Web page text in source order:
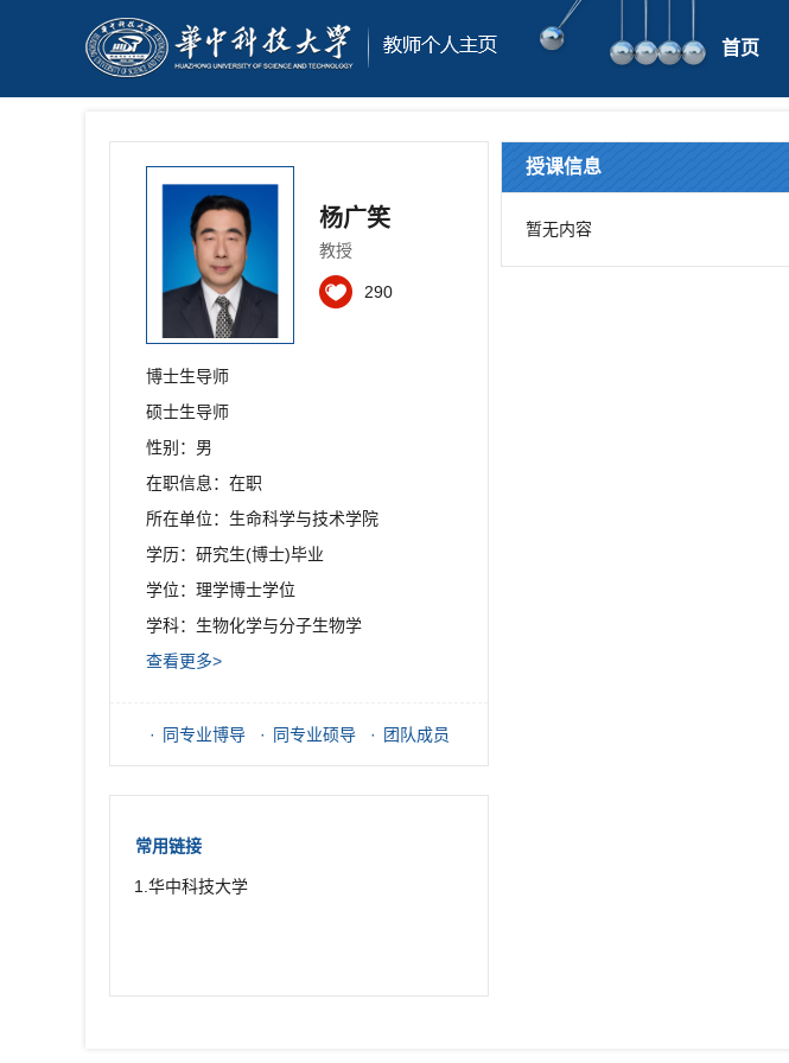
首页
杨广笑
教授
290
博士生导师
硕士生导师
性别：男
在职信息：在职
所在单位：生命科学与技术学院
学历：研究生(博士)毕业
学位：理学博士学位
学科：生物化学与分子生物学
查看更多>
同专业博导 同专业硕导 团队成员
常用链接
1.华中科技大学
授课信息
暂无内容